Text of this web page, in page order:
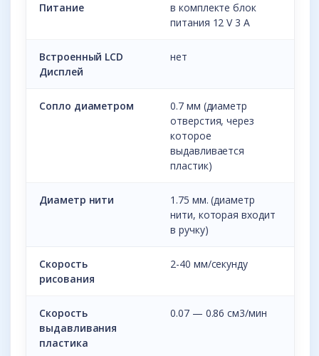
Питание
в комплекте блок
питания 12 V 3 A
Встроенный LCD
Дисплей
нет
Сопло диаметром
0.7 мм (диаметр
отверстия, через
которое
выдавливается
пластик)
Диаметр нити
1.75 мм. (диаметр
нити, которая входит
в ручку)
Скорость
рисования
2-40 мм/секунду
Скорость
выдавливания
пластика
0.07 — 0.86 см3/мин